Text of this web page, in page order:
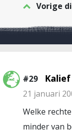
Vorige
#29 Kalief
21 januari
Welke
minder van